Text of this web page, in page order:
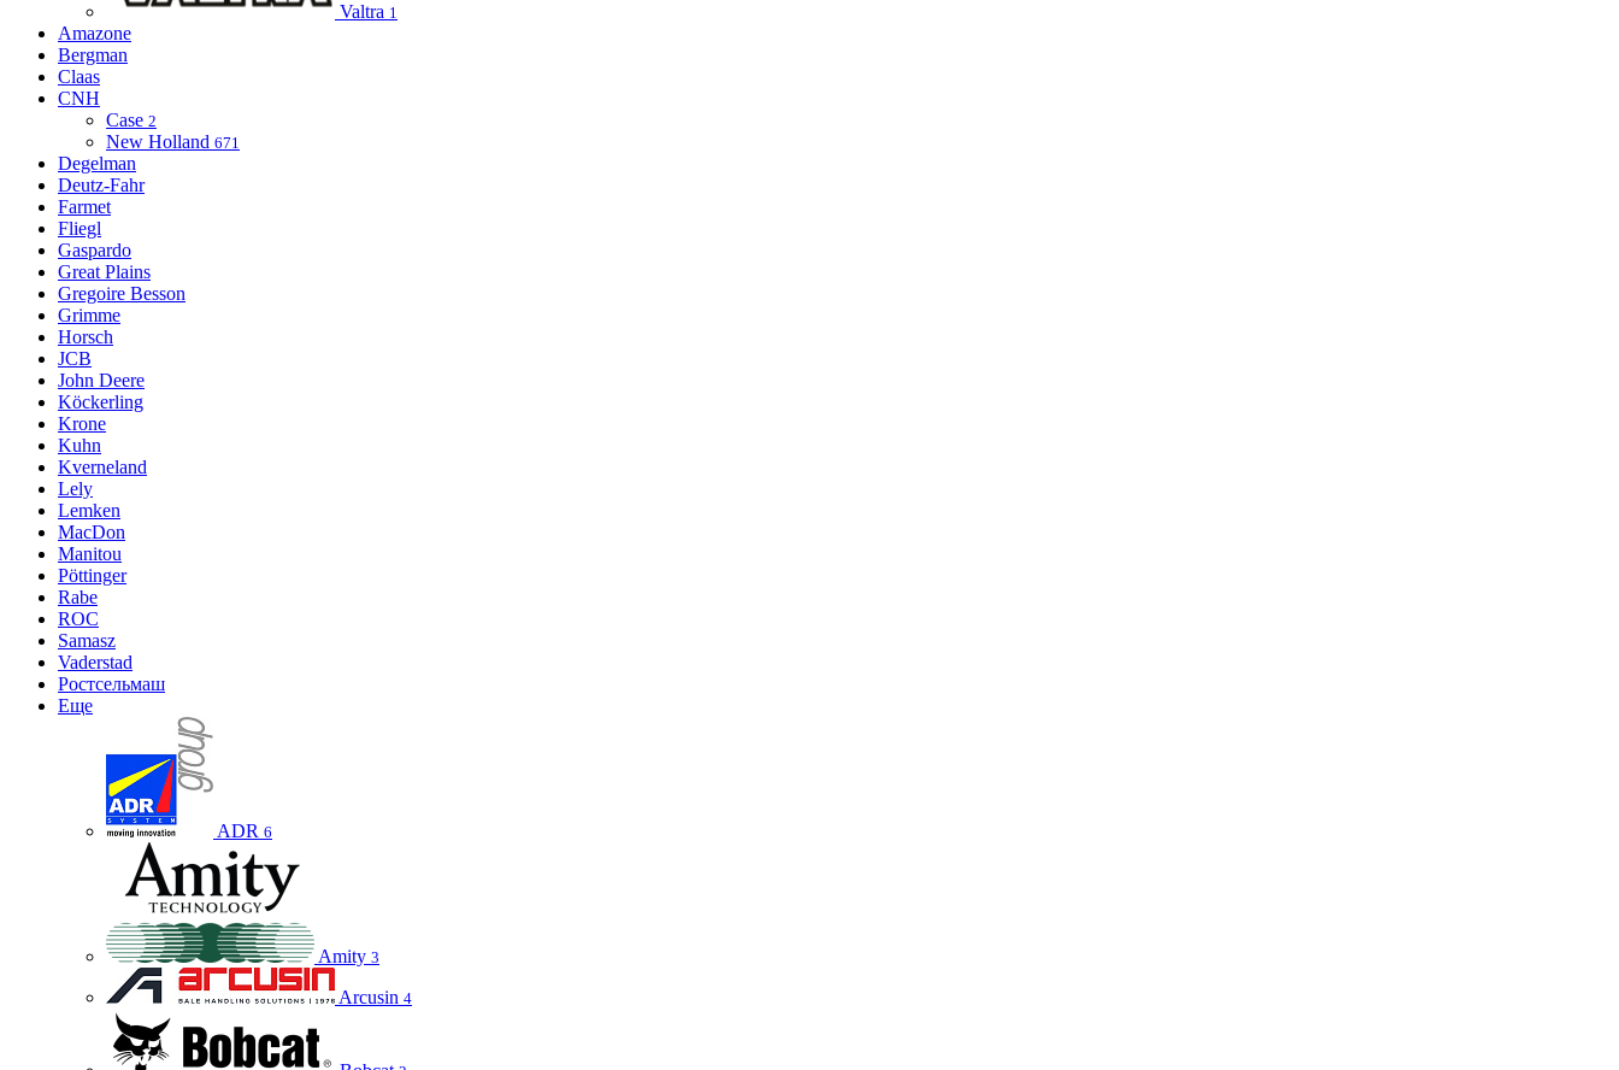
Valtra 1
Amazone
Bergman
Claas
CNH
Case 2
New Holland 671
Degelman
Deutz-Fahr
Farmet
Fliegl
Gaspardo
Great Plains
Gregoire Besson
Grimme
Horsch
JCB
John Deere
Köckerling
Krone
Kuhn
Kverneland
Lely
Lemken
MacDon
Manitou
Pöttinger
Rabe
ROC
Samasz
Vaderstad
Ростсельмаш
Еще
ADR 6
Amity 3
Arcusin 4